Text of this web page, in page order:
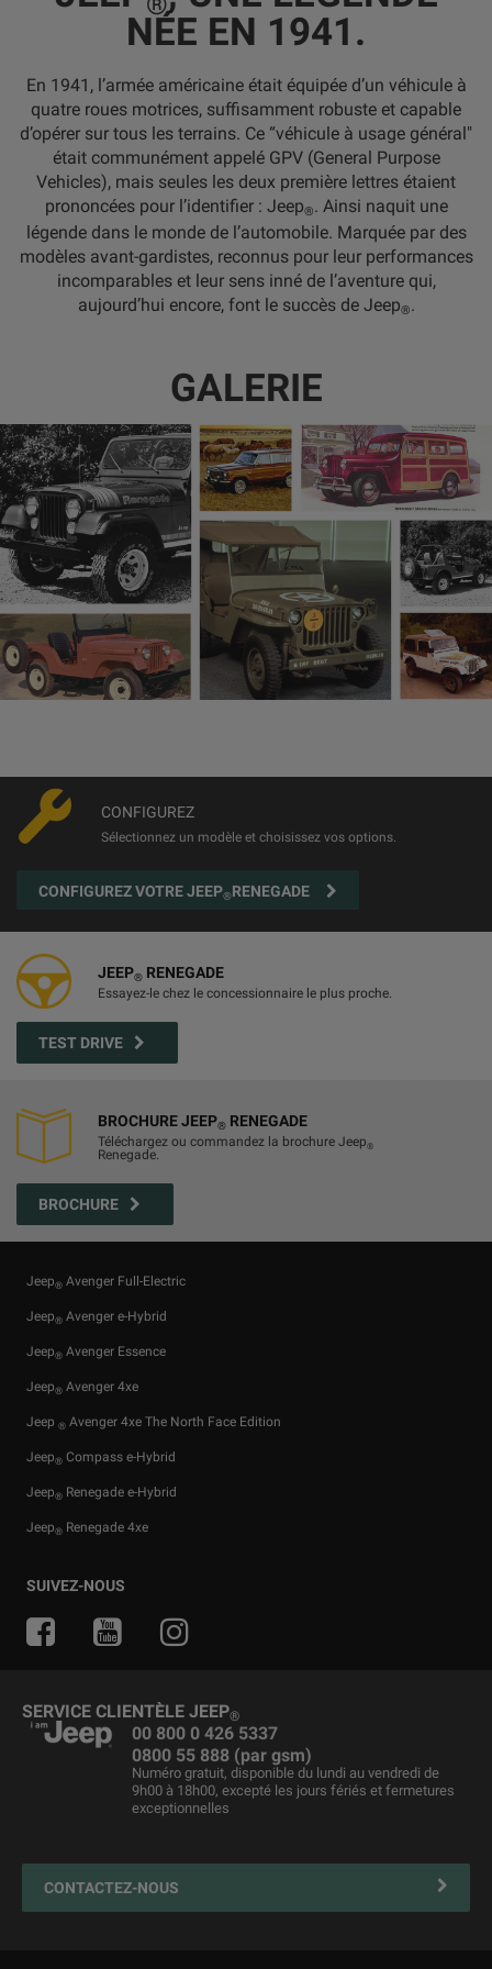
NÉE EN 1941.
En 1941, l’armée américaine était équipée d’un véhicule à
quatre roues motrices, suffisamment robuste et capable
d’opérer sur tous les terrains. Ce “véhicule à usage général"
était communément appelé GPV (General Purpose
Vehicles), mais seules les deux première lettres étaient
prononcées pour l’identifier : Jeep®. Ainsi naquit une
légende dans le monde de l’automobile. Marquée par des
modèles avant-gardistes, reconnus pour leur performances
incomparables et leur sens inné de l’aventure qui,
aujourd’hui encore, font le succès de Jeep®.
GALERIE
CONFIGUREZ
Sélectionnez un modèle et choisissez vos options.
CONFIGUREZ VOTRE JEEP®RENEGADE
JEEP® RENEGADE
Essayez-le chez le concessionnaire le plus proche.
TEST DRIVE
BROCHURE JEEP® RENEGADE
Téléchargez ou commandez la brochure Jeep®
Renegade.
BROCHURE
Jeep® Avenger Full-Electric
Jeep® Avenger e-Hybrid
Jeep® Avenger Essence
Jeep® Avenger 4xe
Jeep® Avenger 4xe The North Face Edition
Jeep® Compass e-Hybrid
Jeep® Renegade e-Hybrid
Jeep® Renegade 4xe
Offres pour particuliers
Offres pour professionnelles
Toutes nos offres
Services financiers
Business Lease
Véhicules d'occasion
Trail Rated®
Guide tout terrain
Accessoires d'origine
Offres du moment
Maintenance du véhicule
Assistance routière
4xe Plug-in Hybrid solutions de recharge et entretien
Actualités
Camp Jeep ®
Jeep® Renegade 4xe
SUIVEZ-NOUS
SERVICE CLIENTÈLE JEEP®
00 800 0 426 5337
0800 55 888 (par gsm)
Numéro gratuit, disponible du lundi au vendredi de
9h00 à 18h00, excepté les jours fériés et fermetures
exceptionnelles
CONTACTEZ-NOUS